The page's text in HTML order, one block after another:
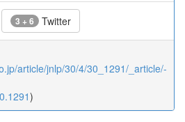
3 + 6 Twitter
article/jnlp/30/4/30_1291/_article/-
)